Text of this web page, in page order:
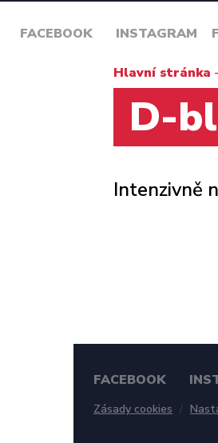
FACEBOOK INSTAGRAM
Hlavní stránka -
D-
Intenzivně
FACEBOOK
Zásady cookies /